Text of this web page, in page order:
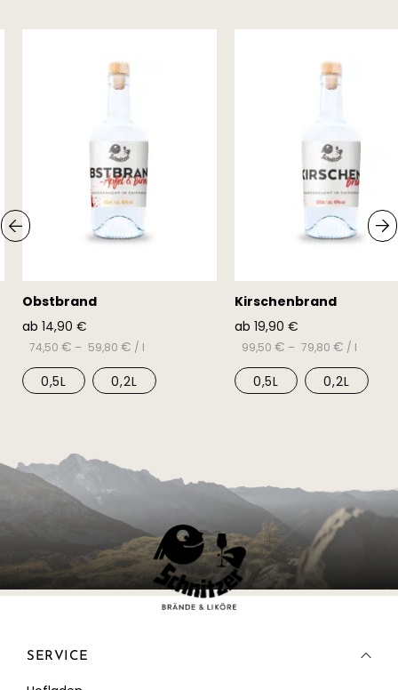
Obstbrand
ab 14,90 €
74,50 € – 59,80 € / l
0,5L 0,2L
Kirschenbrand
ab 19,90 €
99,50 € – 79,80 € / l
0,5L 0,2L
SERVICE